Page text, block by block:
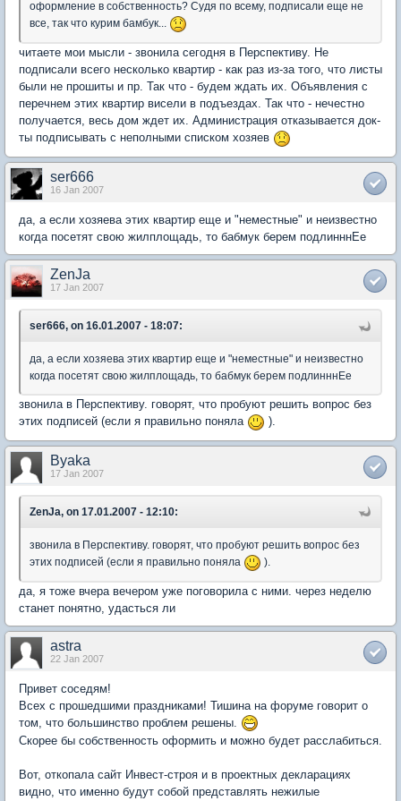
оформление в собственность? Судя по всему, подписали еще не
все, так что курим бамбук...
читаете мои мысли - звонила сегодня в Перспективу. Не
подписали всего несколько квартир - как раз из-за того, что листы
были не прошиты и пр. Так что - будем ждать их. Объявления с
перечнем этих квартир висели в подъездах. Так что - нечестно
получается, весь дом ждет их. Администрация отказывается док-
ты подписывать с неполными списком хозяев
ser666
16 Jan 2007
да, а если хозяева этих квартир еще и "неместные" и неизвестно
когда посетят свою жилплощадь, то бабмук берем подлинннЕе
ZenJa
17 Jan 2007
ser666, on 16.01.2007 - 18:07:
да, а если хозяева этих квартир еще и "неместные" и неизвестно
когда посетят свою жилплощадь, то бабмук берем подлинннЕе
звонила в Перспективу. говорят, что пробуют решить вопрос без
этих подписей (если я правильно поняла
).
Byaka
17 Jan 2007
ZenJa, on 17.01.2007 - 12:10:
звонила в Перспективу. говорят, что пробуют решить вопрос без
этих подписей (если я правильно поняла
).
да, я тоже вчера вечером уже поговорила с ними. через неделю
станет понятно, удасться ли
astra
22 Jan 2007
Привет соседям!
Всех с прошедшими праздниками! Тишина на форуме говорит о
том, что большинство проблем решены.
Скорее бы собственность оформить и можно будет расслабиться.
Вот, откопала сайт Инвест-строя и в проектных декларациях
видно, что именно будут собой представлять нежилые